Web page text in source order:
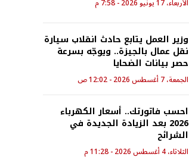
الأربعاء، 17 يونيو 2026 - 7:58 م
وزير العمل يتابع حادث انقلاب سيارة
نقل عمال بالجيزة.. ويوجّه بسرعة
حصر بيانات الضحايا
الجمعة، 7 أغسطس 2026 - 12:02 ص
احسب فاتورتك.. أسعار الكهرباء
2026 بعد الزيادة الجديدة في
الشرائح
الثلاثاء، 4 أغسطس 2026 - 11:28 م